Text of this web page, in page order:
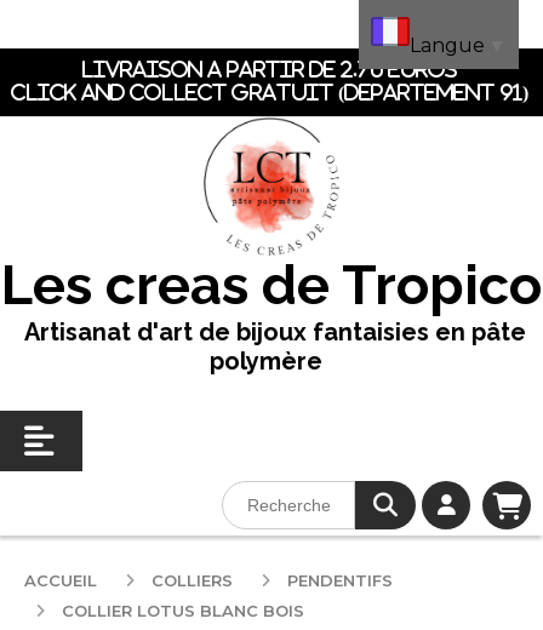
LIVRAISON A PARTIR DE 2.70 EUROS
CLICK AND COLLECT GRATUIT (dEpartement 91)
Les creas de Tropico
Artisanat d'art de bijoux fantaisies en pâte
polymère
ACCUEIL COLLIERS
PENDENTIFS
COLLIER LOTUS BLANC BOIS
Langue